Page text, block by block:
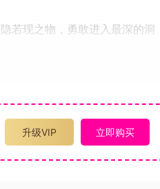
若现之物，勇敢进入最深的洞
励。每天相聚在一起，和你最
，你可以完全自定义布局、创
升级VIP 立即购买